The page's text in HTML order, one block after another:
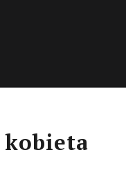
kobieta